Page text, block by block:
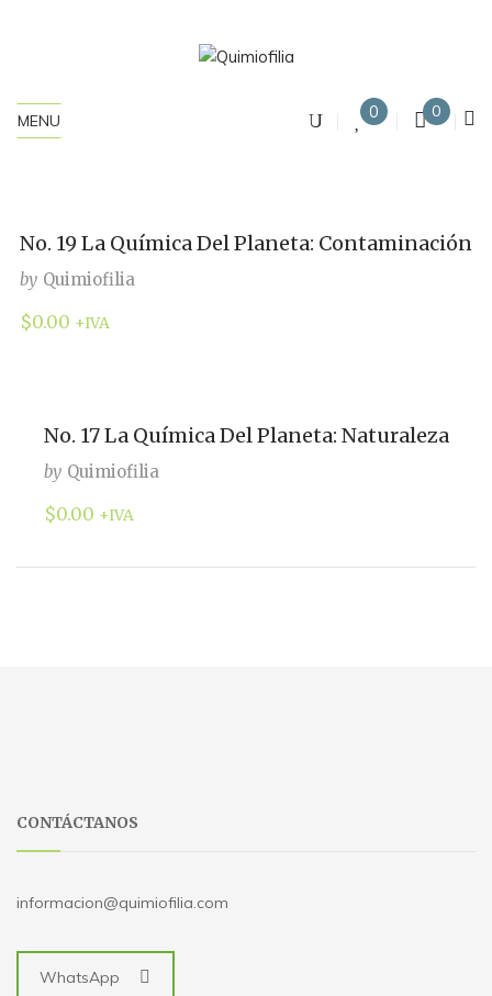
MENU 0 0
No. 19 La Química Del Planeta: Contaminación
by Quimiofilia
$0.00 +IVA
No. 17 La Química Del Planeta: Naturaleza
by Quimiofilia
$0.00 +IVA
CONTÁCTANOS
informacion@quimiofilia.com
WhatsApp